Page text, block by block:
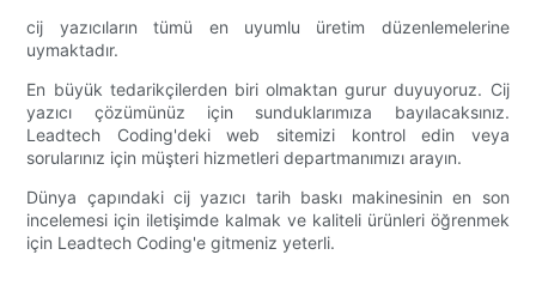
cij yazıcıların tümü en uyumlu üretim düzenlemelerine
uymaktadır.
En büyük tedarikçilerden biri olmaktan gurur duyuyoruz. Cij
yazıcı çözümünüz için sunduklarımıza bayılacaksınız.
Leadtech Coding'deki web sitemizi kontrol edin veya
sorularınız için müşteri hizmetleri departmanımızı arayın.
Dünya çapındaki cij yazıcı tarih baskı makinesinin en son
incelemesi için iletişimde kalmak ve kaliteli ürünleri öğrenmek
için Leadtech Coding'e gitmeniz yeterli.